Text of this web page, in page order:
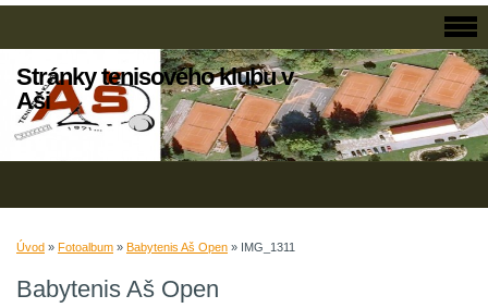
Stránky tenisového klubu v
Aši
Úvod » Fotoalbum » Babytenis Aš Open » IMG_1311
Babytenis Aš Open